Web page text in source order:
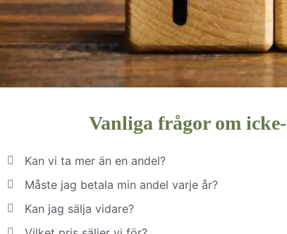
Vanliga frågor om
Kan vi ta mer än en andel?
Måste jag betala min andel varje år?
Kan jag sälja vidare?